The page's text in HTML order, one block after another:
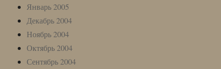
Январь 2005
Декабрь 2004
Ноябрь 2004
Октябрь 2004
Сентябрь 2004